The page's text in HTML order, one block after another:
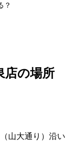
？
店の場所
山大通り）沿い